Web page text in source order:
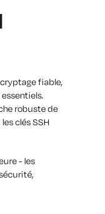
fiable,
robuste de
clés SSH
- les